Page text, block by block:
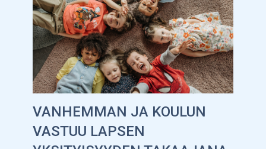
VANHEMMAN JA KOULUN
VASTUU LAPSEN